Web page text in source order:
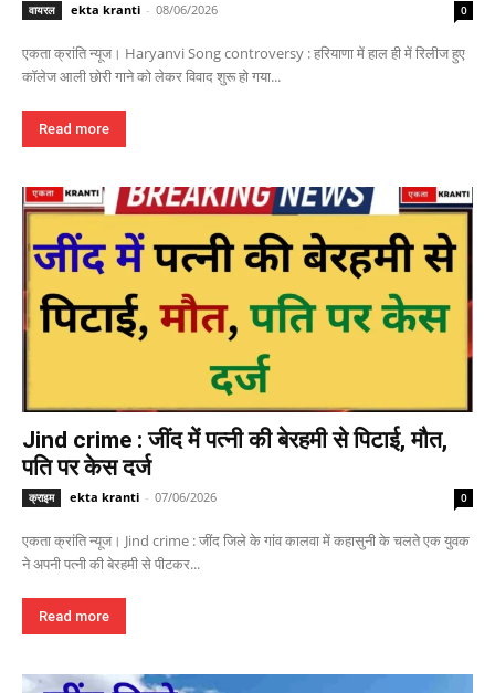
वायरल ekta kranti - 08/06/2026 0
एकता क्रांति न्यूज। Haryanvi Song controversy : हरियाणा में हाल ही में रिलीज हुए
कॉलेज आली छोरी गाने को लेकर विवाद शुरू हो गया...
Read more
Jind crime : जींद में पत्नी की बेरहमी से पिटाई, मौत,
पति पर केस दर्ज
क्राइम ekta kranti - 07/06/2026 0
एकता क्रांति न्यूज। Jind crime : जींद जिले के गांव कालवा में कहासुनी के चलते एक युवक
ने अपनी पत्नी की बेरहमी से पीटकर...
Read more